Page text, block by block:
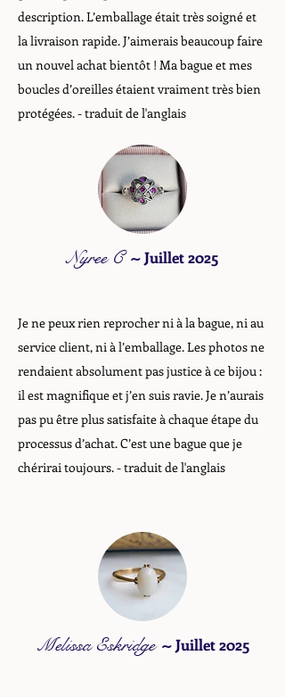
description. L’emballage était très soigné et
la livraison rapide. J’aimerais beaucoup faire
un nouvel achat bientôt ! Ma bague et mes
boucles d’oreilles étaient vraiment très bien
protégées. - traduit de l'anglais
Nyree C ~Juillet 2025
Je ne peux rien reprocher ni à la bague, ni au
service client, ni à l’emballage. Les photos ne
rendaient absolument pas justice à ce bijou :
il est magnifique et j’en suis ravie. Je n’aurais
pas pu être plus satisfaite à chaque étape du
processus d’achat. C’est une bague que je
chérirai toujours.- traduit de l'anglais
Melissa Eskridge~Juillet 2025